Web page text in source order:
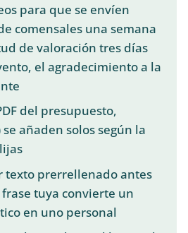
para que se envíen
comensales una semana
de valoración tres días
el agradecimiento a la
del presupuesto,
añaden solos según la
texto prerrellenado antes
tuya convierte un
en uno personal